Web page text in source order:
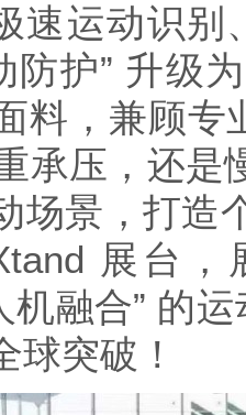
速运动识别
防护” 升级
料，兼顾专
承压，还是
场景，打造
展台，
机融合” 的
球突破！